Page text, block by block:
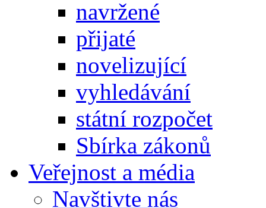
navržené
přijaté
novelizující
vyhledávání
státní rozpočet
Sbírka zákonů
Veřejnost a média
Navštivte nás